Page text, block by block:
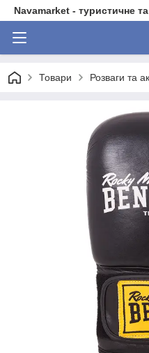
Navamarket - туристичне
Товари Розваги та